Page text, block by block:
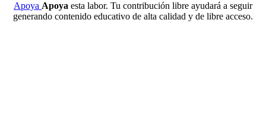
Apoya Apoya esta labor. Tu contribución libre ayudará a seguir
generando contenido educativo de alta calidad y de libre acceso.